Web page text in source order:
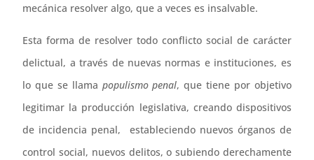
mecánica resolver algo, que a veces es insalvable.
Esta forma de resolver todo conflicto social de carácter
delictual, a través de nuevas normas e instituciones, es
lo que se llama populismo penal, que tiene por objetivo
legitimar la producción legislativa, creando dispositivos
de incidencia penal, estableciendo nuevos órganos de
control social, nuevos delitos, o subiendo derechamente